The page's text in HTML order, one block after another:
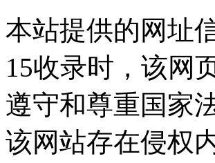
本站提供的网址
15收录时，该网
遵守和尊重国家
该网站存在侵权